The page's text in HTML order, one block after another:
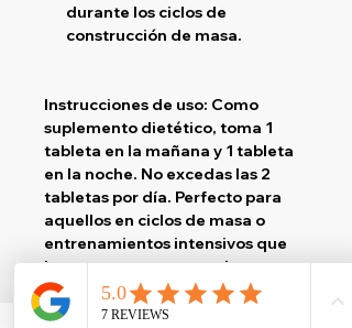
durante los ciclos de
construcción de masa.
Instrucciones de uso: Como
suplemento dietético, toma 1
tableta en la mañana y 1 tableta
en la noche. No excedas las 2
tabletas por día. Perfecto para
aquellos en ciclos de masa o
entrenamientos intensivos que
buscan un aumento en la masa
muscular y la fuerza sin
comprometer la calidad.